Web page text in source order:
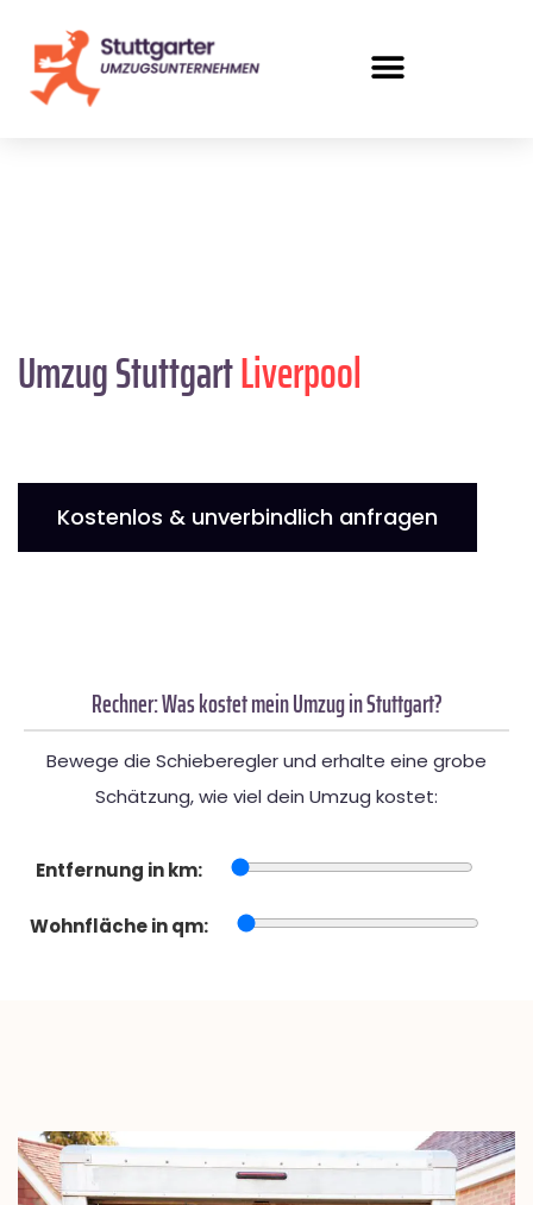
Umzug StuttgartLiverpool
Kostenlos & unverbindlich anfragen
Rechner: Was kostet mein Umzug in Stuttgart?
Bewege die Schieberegler und erhalte eine grobe
Schätzung, wie viel dein Umzug kostet:
Entfernung in km:
Wohnfläche in qm: